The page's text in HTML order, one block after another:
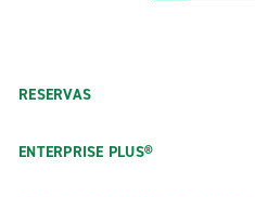
RESERVAS
ENTERPRISE PLUS®